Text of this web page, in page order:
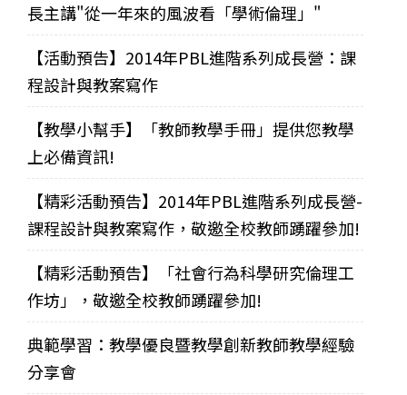
長主講"從一年來的風波看「學術倫理」"
【活動預告】2014年PBL進階系列成長營：課
程設計與教案寫作
【教學小幫手】「教師教學手冊」提供您教學
上必備資訊!
【精彩活動預告】2014年PBL進階系列成長營-
課程設計與教案寫作，敬邀全校教師踴躍參加!
【精彩活動預告】「社會行為科學研究倫理工
作坊」，敬邀全校教師踴躍參加!
典範學習：教學優良暨教學創新教師教學經驗
分享會